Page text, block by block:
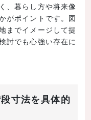
、暮らし方や将来像
がポイントです。図
までイメージして提
討でも心強い存在に
寸法を具体的